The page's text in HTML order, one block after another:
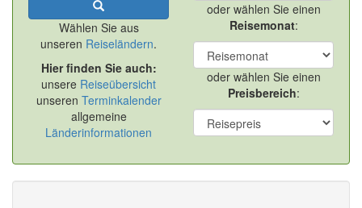
Wählen Sie aus
unseren Reiseländern.
Hier finden Sie auch:
unsere Reiseübersicht
unseren Terminkalender
allgemeine
Länderinformationen
oder wählen Sie einen
Reisemonat:
oder wählen Sie einen
Preisbereich: